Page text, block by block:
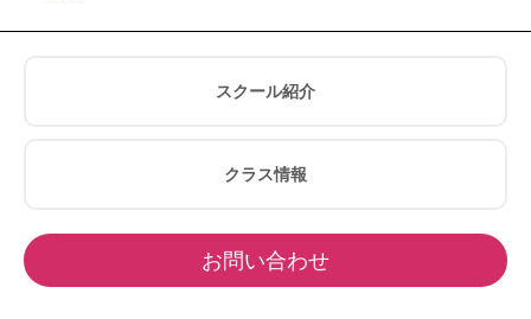
スクール紹介
クラス情報
お問い合わせ